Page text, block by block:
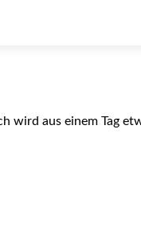
wird aus einem Tag